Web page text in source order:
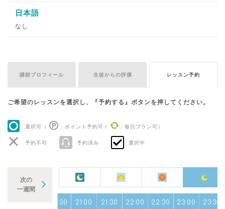
日本語
なし
講師プロフィール 生徒からの評価 レッスン予約
ご希望のレッスンを選択し、『予約する』ボタンを押してください。
選択可（ ：ポイント予約可 / ：毎日プラン可）
予約不可 予約済み 選択中
次の
一週間
20:30 21:00 21:30 22:00 22:30 23:00 23:30